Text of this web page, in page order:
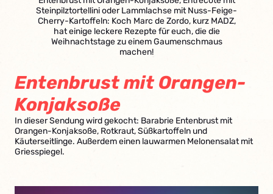
Steinpilztortellini oder Lammlachse mit Nuss-Feige-
Cherry-Kartoffeln: Koch Marc de Zordo, kurz MADZ,
hat einige leckere Rezepte für euch, die die
Weihnachtstage zu einem Gaumenschmaus
machen!
Entenbrust mit Orangen-
Konjaksoße
In dieser Sendung wird gekocht: Barabrie Entenbrust mit
Orangen-Konjaksoße, Rotkraut, Süßkartoffeln und
Käuterseitlinge. Außerdem einen lauwarmen Melonensalat mit
Griesspiegel.